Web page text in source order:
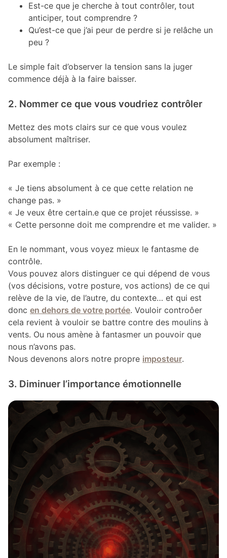
Est-ce que je cherche à tout contrôler, tout
anticiper, tout comprendre ?
Qu’est-ce que j’ai peur de perdre si je relâche un
peu ?
Le simple fait d’observer la tension sans la juger
commence déjà à la faire baisser.
2. Nommer ce que vous voudriez contrôler
Mettez des mots clairs sur ce que vous voulez
absolument maîtriser.
Par exemple :
« Je tiens absolument à ce que cette relation ne
change pas. »
« Je veux être certain.e que ce projet réussisse. »
« Cette personne doit me comprendre et me valider. »
En le nommant, vous voyez mieux le fantasme de
contrôle.
Vous pouvez alors distinguer ce qui dépend de vous
(vos décisions, votre posture, vos actions) de ce qui
relève de la vie, de l’autre, du contexte… et qui est
donc en dehors de votre portée. Vouloir controôer
cela revient à vouloir se battre contre des moulins à
vents. Ou nous amène à fantasmer un pouvoir que
nous n’avons pas.
Nous devenons alors notre propre imposteur.
3. Diminuer l’importance émotionnelle